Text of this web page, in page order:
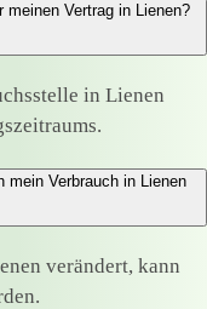
Vertrag in Lienen?
in Lienen
mein Verbrauch in Lienen
verändert, kann